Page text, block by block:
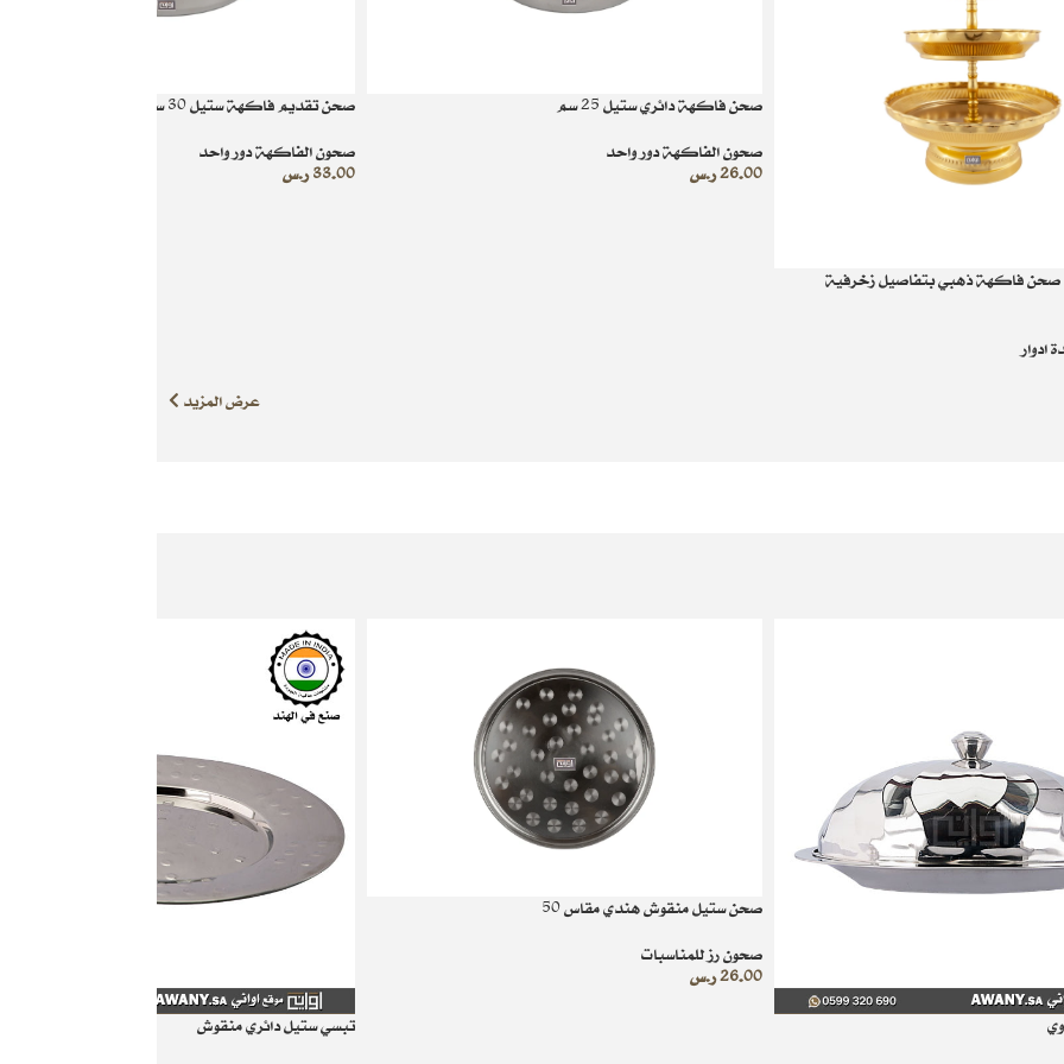
صحن فاكهة ذهبي بتفاصيل زخرفية
صحن فاكهة دائري ستيل 25 سم
صحون الفاكهة دور واحد
26.00ر.س
صحن تقديم فاكهة ستيل 30 سم
صحون الفاكهة دور واحد
33.00 ر.س
عرض المزيد
صحن ستيل منقوش هندي مقاس 50
صحون رز للمناسبات
26.00ر.س
تبسي ستيل دائري منقوش